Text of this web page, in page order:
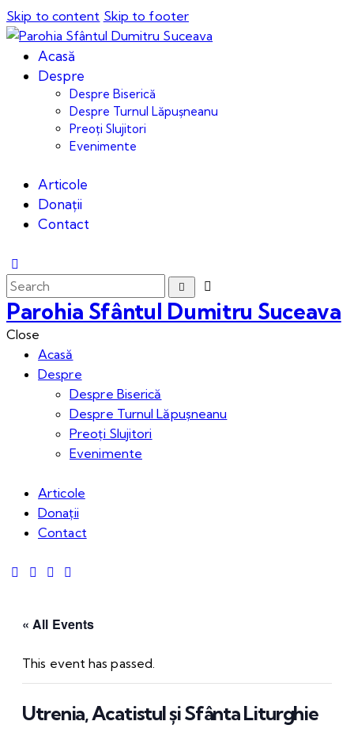
Skip to content Skip to footer
Acasă
Despre
Despre Biserică
Despre Turnul Lăpușneanu
Preoți Slujitori
Evenimente
Articole
Donații
Contact
Parohia Sfântul Dumitru Suceava
Close
Acasă
Despre
Despre Biserică
Despre Turnul Lăpușneanu
Preoți Slujitori
Evenimente
Articole
Donații
Contact
« All Events
This event has passed.
Utrenia, Acatistul și Sfânta Liturghie